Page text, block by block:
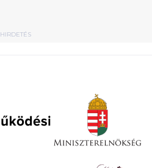
HIRDETÉS